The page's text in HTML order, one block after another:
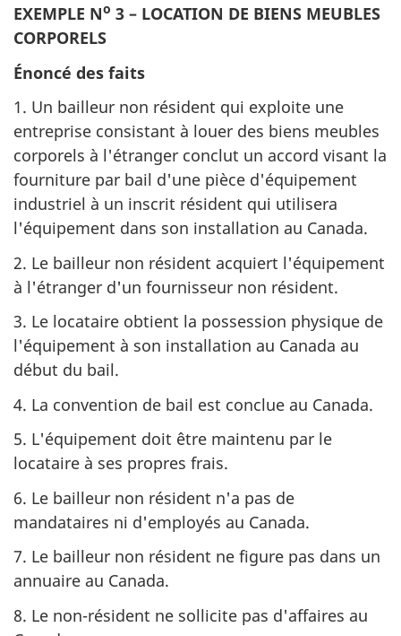
EXEMPLE No 3 – LOCATION DE BIENS MEUBLES
CORPORELS
Énoncé des faits
1. Un bailleur non résident qui exploite une
entreprise consistant à louer des biens meubles
corporels à l'étranger conclut un accord visant la
fourniture par bail d'une pièce d'équipement
industriel à un inscrit résident qui utilisera
l'équipement dans son installation au Canada.
2. Le bailleur non résident acquiert l'équipement
à l'étranger d'un fournisseur non résident.
3. Le locataire obtient la possession physique de
l'équipement à son installation au Canada au
début du bail.
4. La convention de bail est conclue au Canada.
5. L'équipement doit être maintenu par le
locataire à ses propres frais.
6. Le bailleur non résident n'a pas de
mandataires ni d'employés au Canada.
7. Le bailleur non résident ne figure pas dans un
annuaire au Canada.
8. Le non-résident ne sollicite pas d'affaires au